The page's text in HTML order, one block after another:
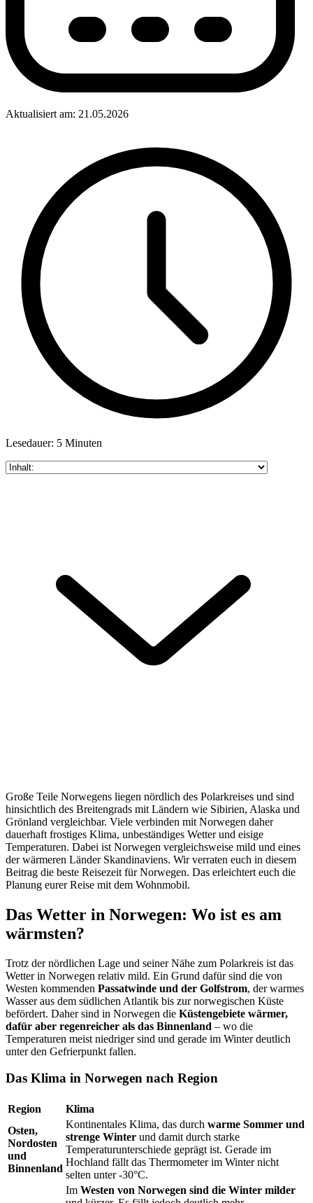
Aktualisiert am: 21.05.2026
Lesedauer: 5 Minuten
Große Teile Norwegens liegen nördlich des Polarkreises und sind
hinsichtlich des Breitengrads mit Ländern wie Sibirien, Alaska und
Grönland vergleichbar. Viele verbinden mit Norwegen daher
dauerhaft frostiges Klima, unbeständiges Wetter und eisige
Temperaturen. Dabei ist Norwegen vergleichsweise mild und eines
der wärmeren Länder Skandinaviens. Wir verraten euch in diesem
Beitrag die beste Reisezeit für Norwegen. Das erleichtert euch die
Planung eurer Reise mit dem Wohnmobil.
Das Wetter in Norwegen: Wo ist es am
wärmsten?
Trotz der nördlichen Lage und seiner Nähe zum Polarkreis ist das
Wetter in Norwegen relativ mild. Ein Grund dafür sind die von
Westen kommenden Passatwinde und der Golfstrom, der warmes
Wasser aus dem südlichen Atlantik bis zur norwegischen Küste
befördert. Daher sind in Norwegen die Küstengebiete wärmer,
dafür aber regenreicher als das Binnenland – wo die
Temperaturen meist niedriger sind und gerade im Winter deutlich
unter den Gefrierpunkt fallen.
Das Klima in Norwegen nach Region
Region
Klima
Osten,
Nordosten
und
Binnenland
Kontinentales Klima, das durch warme Sommer und
strenge Winter und damit durch starke
Temperaturunterschiede geprägt ist. Gerade im
Hochland fällt das Thermometer im Winter nicht
selten unter -30°C.
Im Westen von Norwegen sind die Winter milder